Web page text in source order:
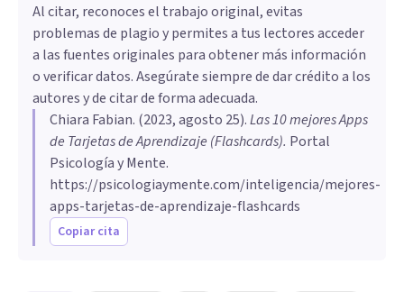
Al citar, reconoces el trabajo original, evitas
problemas de plagio y permites a tus lectores acceder
a las fuentes originales para obtener más información
o verificar datos. Asegúrate siempre de dar crédito a los
autores y de citar de forma adecuada.
Chiara Fabian. (2023, agosto 25).Las 10 mejores Apps
de Tarjetas de Aprendizaje (Flashcards). Portal
Psicología y Mente.
https://psicologiaymente.com/inteligencia/mejores-
apps-tarjetas-de-aprendizaje-flashcards
Copiar cita